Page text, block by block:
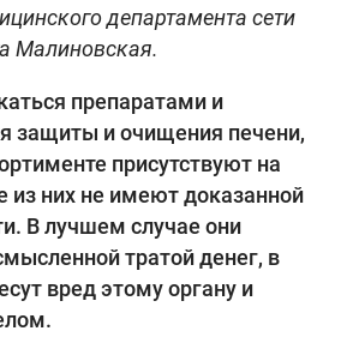
департамента сети
Малиновская.
препаратами и
защиты и очищения печени,
присутствуют на
из них не имеют доказанной
В лучшем случае они
тратой денег, в
вред этому органу и